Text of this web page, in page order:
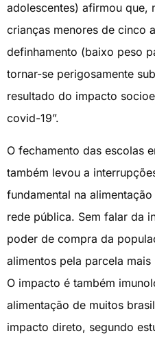
adolescentes) afirmou que,
crianças menores de cinco
definhamento (baixo peso
tornar-se perigosamente
resultado do impacto
covid-19”.
O fechamento das escolas
também levou a
fundamental na
rede pública. Sem falar da
poder de compra da
alimentos pela parcela mais
O impacto é também
alimentação de muitos
impacto direto, segundo